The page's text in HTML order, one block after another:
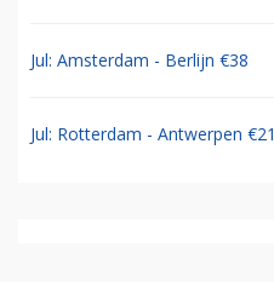
Jul: Amsterdam - Berlijn €38
Jul: Rotterdam - Antwerpen €21